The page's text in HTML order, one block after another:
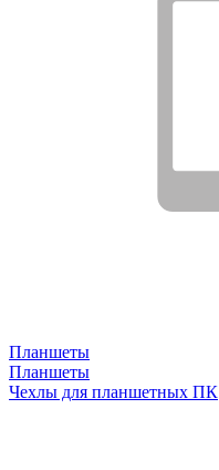
Планшеты
Планшеты
Чехлы для планшетных ПК